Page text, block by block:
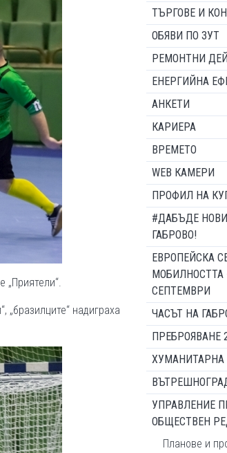
„Приятели“.
„бразилците“ надиграха
ТЪРГОВЕ И
ОБЯВИ ПО ЗУТ
РЕМОНТНИ
ЕНЕРГИЙНА
АНКЕТИ
КАРИЕРА
ВРЕМЕТО
WEB КАМЕРИ
ПРОФИЛ НА
#ДАБЪДЕ
ГАБРОВО!
ЕВРОПЕЙСКА
МОБИЛНОСТТА
СЕПТЕМВРИ
ЧАСЪТ НА
ПРЕБРОЯВАНЕ
УПРАВЛЕНИЕ
ОБЩЕСТВЕН
Планове и